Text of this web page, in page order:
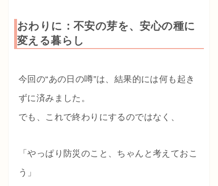
おわりに：不安の芽を、安心の種に
変える暮らし
今回の“あの日の噂”は、結果的には何も起き
ずに済みました。
でも、これで終わりにするのではなく、
「やっぱり防災のこと、ちゃんと考えておこ
う」